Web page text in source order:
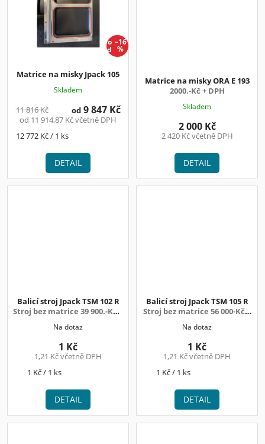
o
d
–16
%
Matrice na misky Jpack 105
Skladem
11 816 Kč
od 11 914,87 Kč včetně DPH
od9 847 Kč
Měrná
12 772 Kč / 1 ks
DETAIL
Matrice na misky ORA E 193
2000.-Kč + DPH
Skladem
2 420 Kč včetně DPH
2 000 Kč
DETAIL
Balicí stroj Jpack TSM 102 R
Stroj bez matrice 39 900.-Kč +
Na dotaz
1,21 Kč včetně DPH
1 Kč
Měrná
1 Kč / 1 ks
DETAIL
Balicí stroj Jpack TSM 105 R
Stroj bez matrice 56 000-Kč +
Na dotaz
1,21 Kč včetně DPH
1 Kč
Měrná
1 Kč / 1 ks
DETAIL